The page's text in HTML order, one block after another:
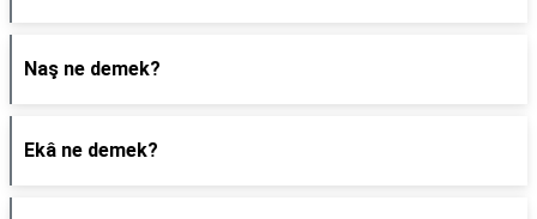
Naş ne demek?
Ekâ ne demek?